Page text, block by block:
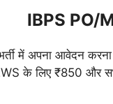
IBPS PO/
में अपना आवेदन
के लिए ₹850 और